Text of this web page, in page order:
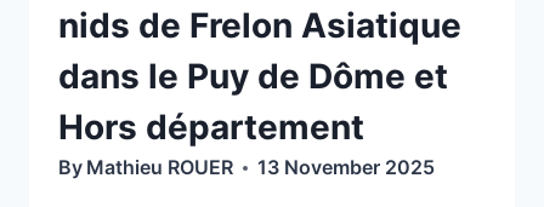
PROFITEZ
ÉGALEMENT
DES
DE
NOS
nids de Frelon Asiatique
dans le Puy de Dôme et
Hors département
By Mathieu ROUER 13 November 2025